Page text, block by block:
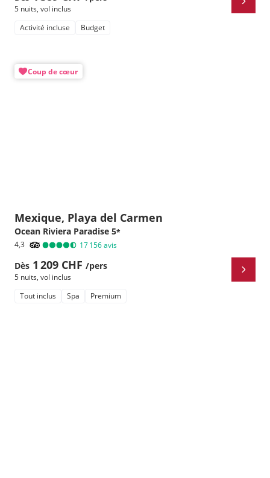
5 nuits, vol inclus
Activité incluse
Budget
Coup de cœur
Mexique, Playa del Carmen
Ocean Riviera Paradise 5*
4,3 17 156avis
Dès 1 209 CHF /pers
5 nuits, vol inclus
Tout inclus
Spa Premium